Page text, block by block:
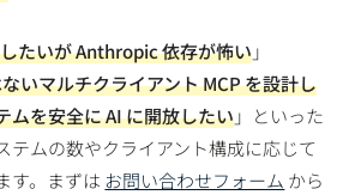
たいが Anthropic 依存が怖い」
いマルチクライアント MCP を設計し
ムを安全に AI に開放したい」といった
テムの数やクライアント構成に応じて
す。まずは お問い合わせフォーム から